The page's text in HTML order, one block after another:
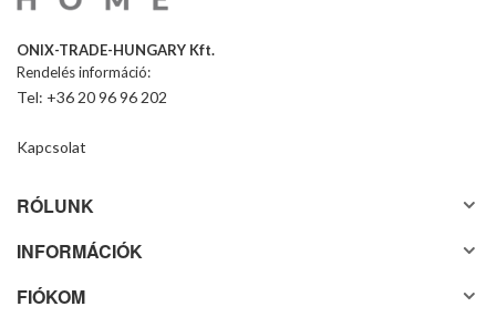
ONIX-TRADE-HUNGARY Kft.
Rendelés információ:
Tel: +36 20 96 96 202
Kapcsolat
RÓLUNK
INFORMÁCIÓK
FIÓKOM